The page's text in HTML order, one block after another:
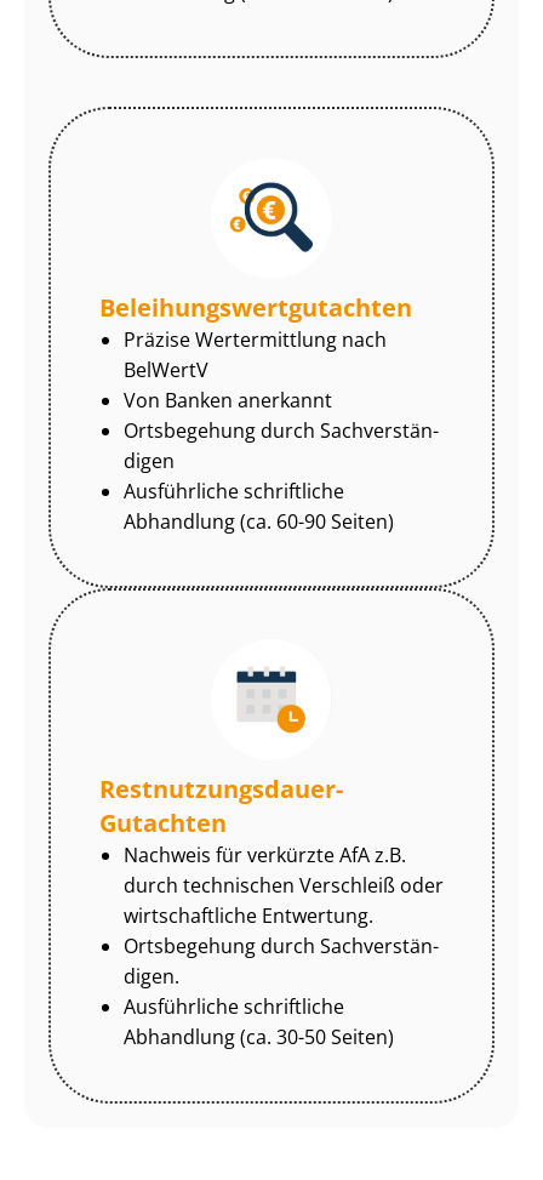
Be­lei­hungs­wert­gut­ach­ten
Präzise Wertermittlung nach
BelWertV
Von Banken anerkannt
Ortsbegehung durch Sach­ver­stän­
di­gen
Ausführliche schriftliche
Abhandlung (ca. 60-90 Seiten)
Rest­nut­zungs­dau­er-
Gutachten
Nachweis für verkürzte AfA z.B.
durch technischen Verschleiß oder
wirtschaftliche Entwertung.
Ortsbegehung durch Sach­ver­stän­
di­gen.
Ausführliche schriftliche
Abhandlung (ca. 30-50 Seiten)